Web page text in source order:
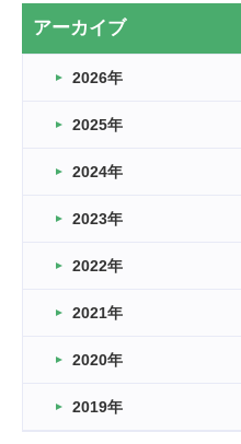
2026.03.20
なぎなた
2026.03.16
車いすバスケとRくんのお話
卒業・卒園の季節★
2026.03.11
緑ケ丘体育館
2022.11.03
緑ケ丘体育館
アーカイブ
2026年
2025年
2024年
2023年
2022年
2021年
2020年
2019年